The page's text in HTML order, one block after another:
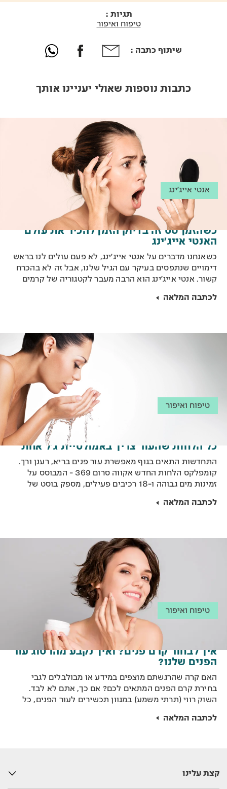
תגיות :
טיפוח ואיפור
שיתוף כתבה :
כתבות נוספות שאולי יעניינו אותך
אנטי אייג'ינג
כשהזמן טס זה בדיוק הזמן להכיר את עולם
האנטי אייג’ינג
כשאנחנו מדברים על אנטי אייג’ינג, לא פעם עולים לנו בראש
דימויים שנתפסים בעיקר עם הגיל שלנו, אבל זה לא בהכרח
קשור. אנטי אייג’ינג הוא הרבה מעבר לקטגוריה של קרמים
לכתבה המלאה
טיפוח ואיפור
כל הלחות שהעור צריך באמולסיית ג'ל אחת
התחדשות התאים בגוף מאפשרת עור פנים בריא, רענן ורך.
קומפלקס הלחות החדש אקווה סרום 369 - המבוסס על
זמינות מים גבוהה ו-18 רכיבים פעילים, מספק בוסט של
לכתבה המלאה
טיפוח ואיפור
איך לבחור קרם פנים? ואיך נקבע מהו סוג עור
הפנים שלנו?
האם קרה שהרגשתם מוצפים במידע או מבולבלים לגבי
בחירת קרם הפנים המתאים לכם? אם כך, אתם לא לבד.
השוק רווי (תרתי משמע) במגוון תכשירים לעור הפנים, כל
מאיתנו מידע חשוב בנושא, כולל טיפים לבחירת קרם פנים,
לכתבה המלאה
קצת עלינו